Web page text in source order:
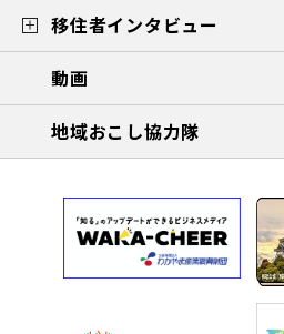
移住者インタビュー
動画
地域おこし協力隊